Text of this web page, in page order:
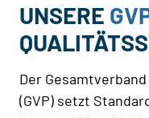
UNSERE
Der
(GVP) setzt